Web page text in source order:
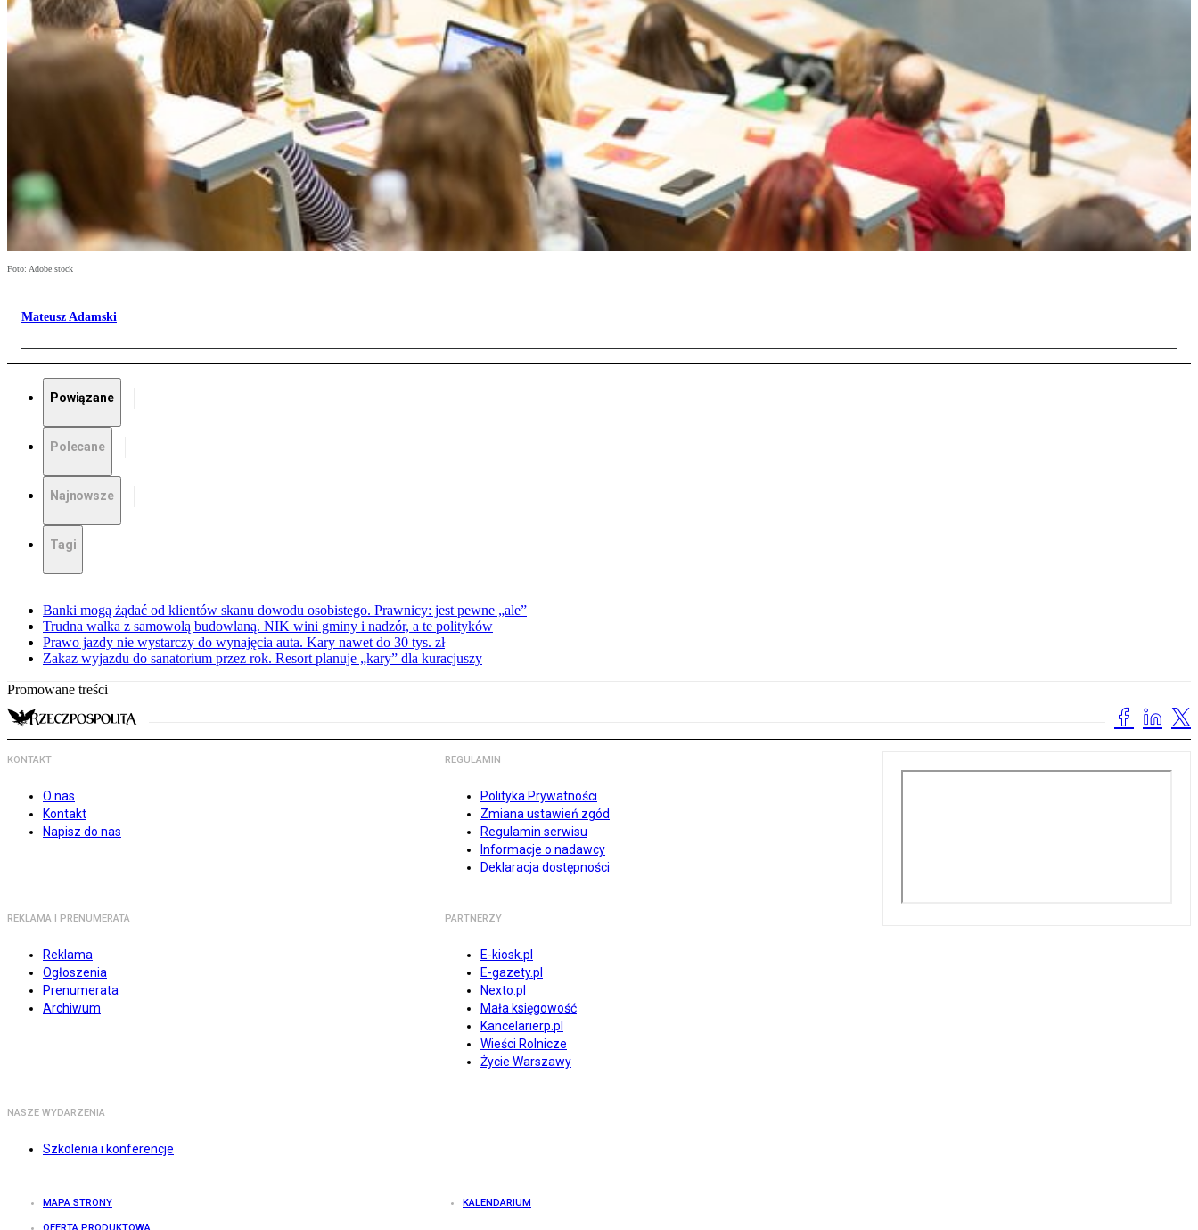
Foto: Adobe stock
Mateusz Adamski
Powiązane
Polecane
Najnowsze
Tagi
Banki mogą żądać od klientów skanu dowodu osobistego. Prawnicy: jest pewne „ale”
Trudna walka z samowolą budowlaną. NIK wini gminy i nadzór, a te polityków
Prawo jazdy nie wystarczy do wynajęcia auta. Kary nawet do 30 tys. zł
Zakaz wyjazdu do sanatorium przez rok. Resort planuje „kary” dla kuracjuszy
Promowane treści
KONTAKT
O nas
Kontakt
Napisz do nas
REGULAMIN
Polityka Prywatności
Zmiana ustawień zgód
Regulamin serwisu
Informacje o nadawcy
Deklaracja dostępności
REKLAMA I PRENUMERATA
Reklama
Ogłoszenia
Prenumerata
Archiwum
PARTNERZY
E-kiosk.pl
E-gazety.pl
Nexto.pl
Mała księgowość
Kancelarierp.pl
Wieści Rolnicze
Życie Warszawy
NASZE WYDARZENIA
Szkolenia i konferencje
MAPA STRONY KALENDARIUM